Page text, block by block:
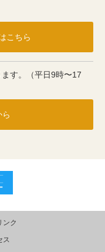
こちら
す。（平日9時〜17
ンク
ス